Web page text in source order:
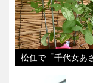
松任で「千代女あ